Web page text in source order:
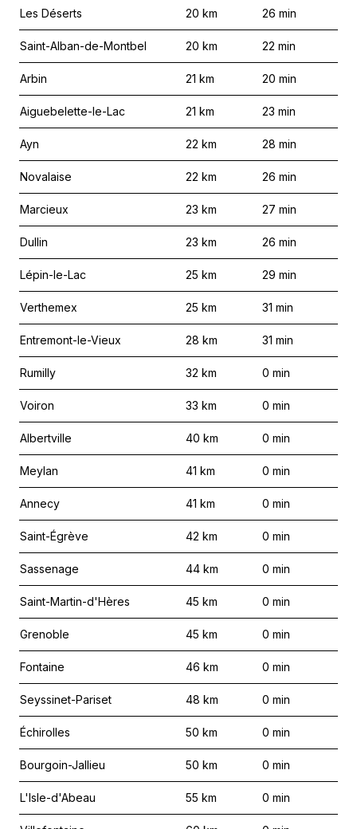
Les Déserts 20 km 26 min
Saint-Alban-de-Montbel 20 km 22 min
Arbin 21 km 20 min
Aiguebelette-le-Lac 21 km 23 min
Ayn 22 km 28 min
Novalaise 22 km 26 min
Marcieux 23 km 27 min
Dullin 23 km 26 min
Lépin-le-Lac 25 km 29 min
Verthemex 25 km 31 min
Entremont-le-Vieux 28 km 31 min
Rumilly 32 km 0 min
Voiron 33 km 0 min
Albertville 40 km 0 min
Meylan 41 km 0 min
Annecy 41 km 0 min
Saint-Égrève 42 km 0 min
Sassenage 44 km 0 min
Saint-Martin-d'Hères 45 km 0 min
Grenoble 45 km 0 min
Fontaine 46 km 0 min
Seyssinet-Pariset 48 km 0 min
Échirolles 50 km 0 min
Bourgoin-Jallieu 50 km 0 min
L'Isle-d'Abeau 55 km 0 min